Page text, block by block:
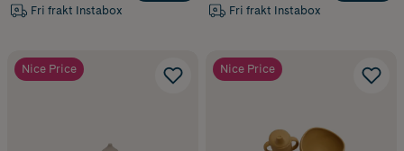
Fri frakt Instabox Fri frakt Instabox
Nice Price Nice Price